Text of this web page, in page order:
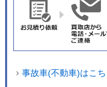
事故車(不動車)はこち